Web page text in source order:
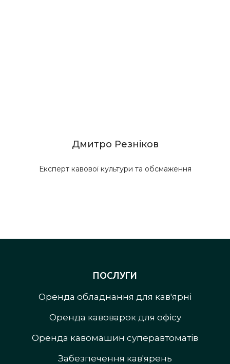
Дмитро Резніков
Експерт кавової культури та обсмаження
ПОСЛУГИ
Оренда обладнання для кав'ярні
Оренда кавоварок для офісу
Оренда кавомашин суперавтоматів
Забезпечення кав'ярень